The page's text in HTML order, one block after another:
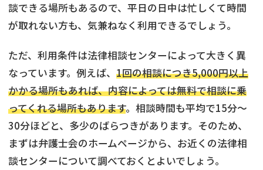
談できる場所もあるので、平日の日中は忙しくて時間
が取れない方も、気兼ねなく利用できるでしょう。
ただ、利用条件は法律相談センターによって大きく異
なっています。例えば、 1回の相談につき5,000円以上
かかる場所もあれば、内容によっては無料で相談に乗
ってくれる場所もあります。相談時間も平均で15分〜
30分ほどと、多少のばらつきがあります。そのため、
まずは弁護士会のホームページから、お近くの法律相
談センターについて調べておくとよいでしょう。